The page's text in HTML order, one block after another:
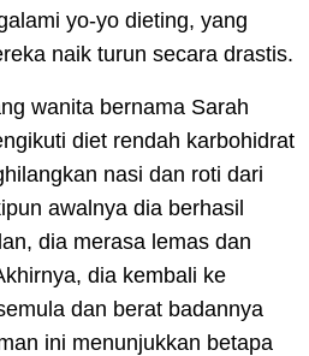
yo-yo dieting, yang
naik turun secara drastis.
wanita bernama Sarah
diet rendah karbohidrat
nasi dan roti dari
awalnya dia berhasil
dia merasa lemas dan
dia kembali ke
dan berat badannya
ini menunjukkan betapa